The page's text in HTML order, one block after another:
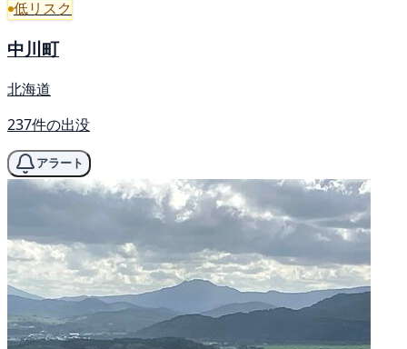
低リスク
中川町
北海道
237件の出没
アラート